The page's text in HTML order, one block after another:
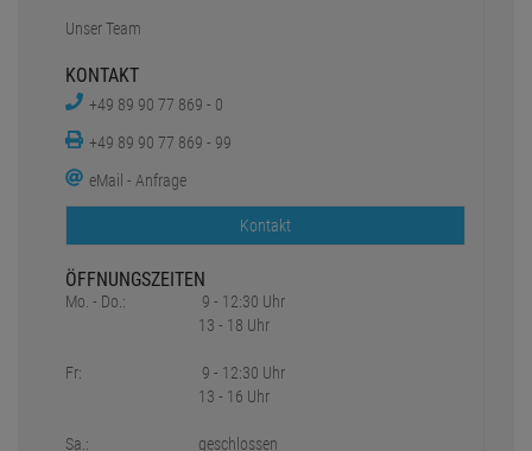
Unser Team
KONTAKT
+49 89 90 77 869 - 0
+49 89 90 77 869 - 99
eMail - Anfrage
Kontakt
ÖFFNUNGSZEITEN
Mo. - Do.:
Fr:
Sa.:
9 - 12:30 Uhr
13 - 18 Uhr
9 - 12:30 Uhr
13 - 16 Uhr
geschlossen